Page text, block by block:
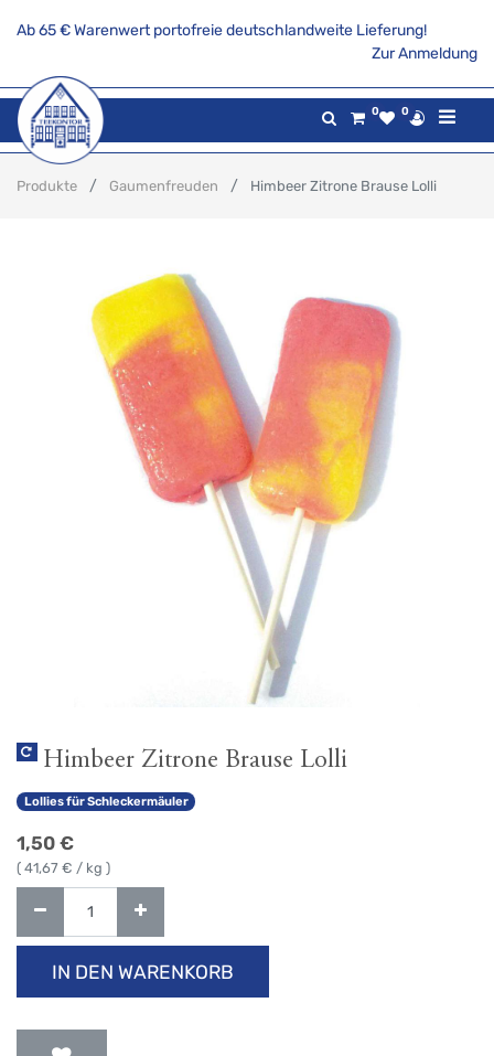
Ab 65 € Warenwert portofreie deutschlandweite Lieferung!
Zur Anmeldung
0 0
Produkte Gaumenfreuden Himbeer Zitrone Brause Lolli
Himbeer Zitrone Brause Lolli
Lollies für Schleckermäuler
1,50 €
( 41,67 € / kg )
IN DEN WARENKORB